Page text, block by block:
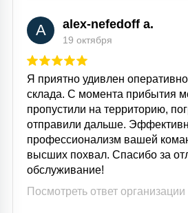
A alex-nefedoff a.
19 октября
Я приятно удивлен
склада. С момента прибытия
пропустили на территорию,
отправили дальше.
профессионализм вашей
высших похвал. Спасибо за
обслуживание!
Посмотреть ответ организации